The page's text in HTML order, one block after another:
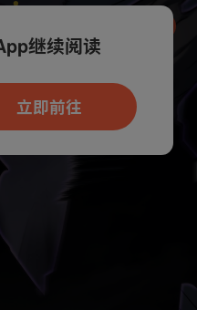
，可打开App新用
费看
继续阅读
立即前往